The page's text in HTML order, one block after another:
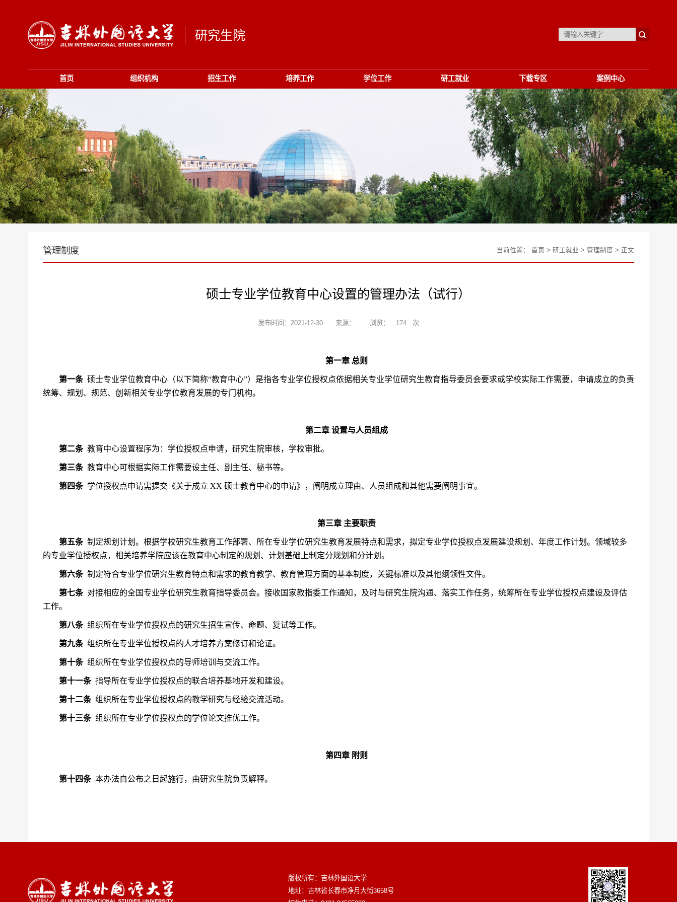
研究生院
首页 组织机构 招生工作 培养工作 学位工作 研工就业 下载专区 案例中心
当前位置：首页 >研工就业 >管理制度 > 正文
管理制度
硕士专业学位教育中心设置的管理办法（试行）
发布时间：2021-12-30 来源： 浏览： 174 次
第一章 总则
第一条 硕士专业学位教育中心（以下简称“教育中心”）是指各专业学位授权点依据相关专业学位研究生教育指导委员会要求或学校实际工作需要，申请成立的负责
统筹、规划、规范、创新相关专业学位教育发展的专门机构。
第二章 设置与人员组成
第二条 教育中心设置程序为：学位授权点申请，研究生院审核，学校审批。
第三条 教育中心可根据实际工作需要设主任、副主任、秘书等。
第四条 学位授权点申请需提交《关于成立 XX 硕士教育中心的申请》，阐明成立理由、人员组成和其他需要阐明事宜。
第三章 主要职责
第五条 制定规划计划。根据学校研究生教育工作部署、所在专业学位研究生教育发展特点和需求，拟定专业学位授权点发展建设规划、年度工作计划。领域较多
的专业学位授权点，相关培养学院应该在教育中心制定的规划、计划基础上制定分规划和分计划。
第六条 制定符合专业学位研究生教育特点和需求的教育教学、教育管理方面的基本制度，关键标准以及其他纲领性文件。
第七条 对接相应的全国专业学位研究生教育指导委员会。接收国家教指委工作通知，及时与研究生院沟通、落实工作任务，统筹所在专业学位授权点建设及评估
工作。
第八条 组织所在专业学位授权点的研究生招生宣传、命题、复试等工作。
第九条 组织所在专业学位授权点的人才培养方案修订和论证。
第十条 组织所在专业学位授权点的导师培训与交流工作。
第十一条 指导所在专业学位授权点的联合培养基地开发和建设。
第十二条 组织所在专业学位授权点的教学研究与经验交流活动。
第十三条 组织所在专业学位授权点的学位论文推优工作。
第四章 附则
第十四条 本办法自公布之日 起施行，由研究生院负责解释。
版权所有：吉林外国语大学
地址：吉林省长春市净月大街3658号